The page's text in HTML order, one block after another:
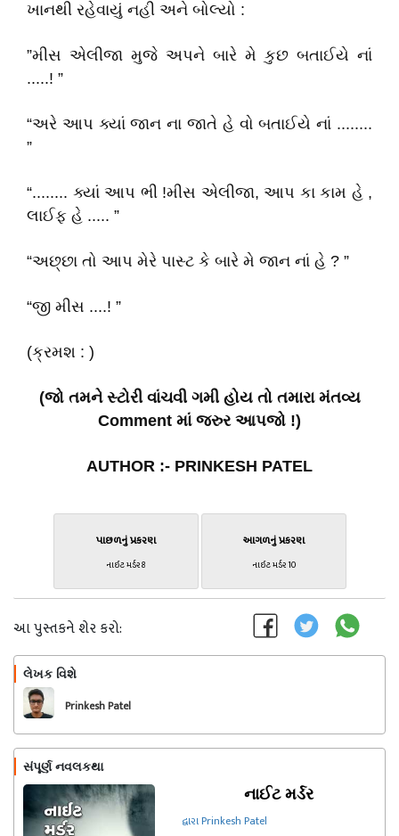
ખાનથી રહેવાયું નહી અને બોલ્યો :
”મીસ એલીજા મુજે અપને બારે મે કુછ બતાઈયે નાં
.....! ”
“અરે આપ ક્યાં જાન ના જાતે હે વો બતાઈયે નાં ........
”
“........ ક્યાં આપ ભી !મીસ એલીજા, આપ કા કામ હે ,
લાઈફ હે ..... ”
“અછ્છા તો આપ મેરે પાસ્ટ કે બારે મે જાન નાં હે ? ”
“જી મીસ ....! ”
(ક્રમશ : )
(જો તમને સ્ટોરી વાંચવી ગમી હોય તો તમારા મંતવ્ય
Comment માં જરુર આપજો !)
AUTHOR :- PRINKESH PATEL
પાછળનું પ્રકરણ
નાઈટ મર્ડર 8
આગળનું પ્રકરણ
નાઈટ મર્ડર 10
આ પુસ્તકને શેર કરો:
લેખક વિશે
Prinkesh Patel
સંપૂર્ણ નવલકથા
નાઈટ મર્ડર
દ્વારા Prinkesh Patel